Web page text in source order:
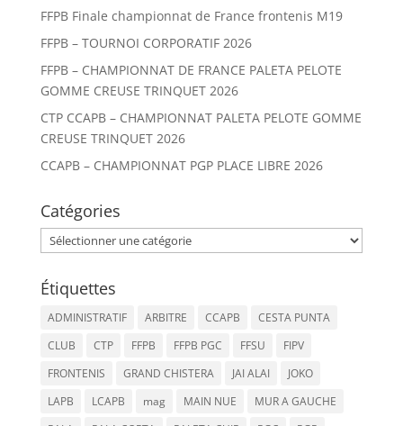
FFPB Finale championnat de France frontenis M19
FFPB – TOURNOI CORPORATIF 2026
FFPB – CHAMPIONNAT DE FRANCE PALETA PELOTE
GOMME CREUSE TRINQUET 2026
CTP CCAPB – CHAMPIONNAT PALETA PELOTE GOMME
CREUSE TRINQUET 2026
CCAPB – CHAMPIONNAT PGP PLACE LIBRE 2026
Catégories
Catégories
Étiquettes
ADMINISTRATIF ARBITRE CCAPB
CESTA PUNTA
CLUB
CTP FFPB FFPB PGC FFSU
FIPV
FRONTENIS
GRAND CHISTERA JAI ALAI
JOKO
LAPB
LCAPB mag MAIN NUE
MUR A GAUCHE